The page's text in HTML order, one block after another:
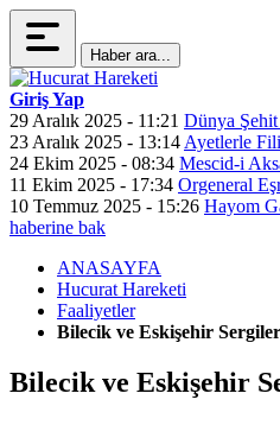
Haber ara...
Giriş Yap
29 Aralık 2025 - 11:21 Dünya
23 Aralık 2025 - 13:14 Ayetlerle
24 Ekim 2025 - 08:34 Mescid-i
11 Ekim 2025 - 17:34 Orgeneral
10 Temmuz 2025 - 15:26 Hayom
haberine bak
ANASAYFA
Hucurat Hareketi
Faaliyetler
Bilecik ve Eskişehir
Bilecik ve Eskişehir